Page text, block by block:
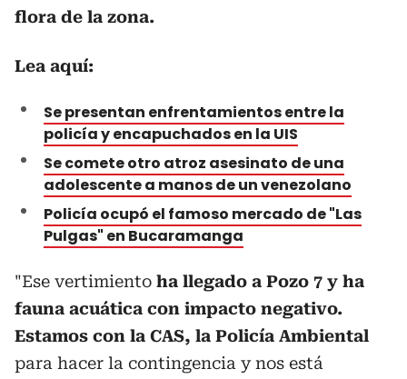
flora de la zona.
Lea aquí:
Se presentan enfrentamientos entre la
policía y encapuchados en la UIS
Se comete otro atroz asesinato de una
adolescente a manos de un venezolano
Policía ocupó el famoso mercado de "Las
Pulgas" en Bucaramanga
"Ese vertimiento ha llegado a Pozo 7 y ha
fauna acuática con impacto negativo.
Estamos con la CAS, la Policía Ambiental
para hacer la contingencia y nos está